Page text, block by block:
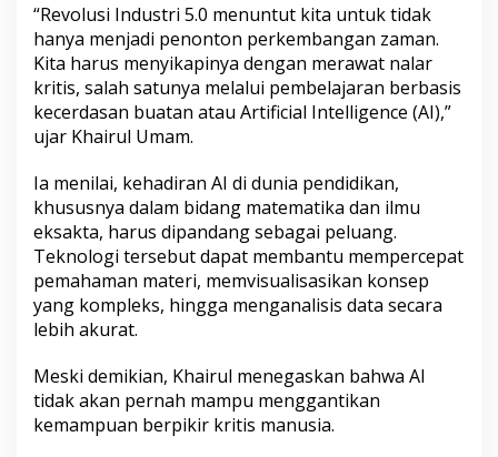
a
I
n
u
s
t
i
0
“Revolusi Industri 5.0 menuntut kita untuk tidak
hanya menjadi penonton perkembangan zaman.
Kita harus menyikapinya dengan merawat nalar
kritis, salah satunya melalui pembelajaran berbasis
kecerdasan buatan atau Artificial Intelligence (AI),”
ujar Khairul Umam.
Ia menilai, kehadiran AI di dunia pendidikan,
khususnya dalam bidang matematika dan ilmu
eksakta, harus dipandang sebagai peluang.
Teknologi tersebut dapat membantu mempercepat
pemahaman materi, memvisualisasikan konsep
yang kompleks, hingga menganalisis data secara
lebih akurat.
Meski demikian, Khairul menegaskan bahwa AI
tidak akan pernah mampu menggantikan
kemampuan berpikir kritis manusia.